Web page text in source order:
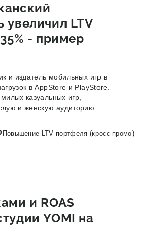
увеличил LTV
- пример
и издатель мобильных игр в
в AppStore и PlayStore.
казуальных игр,
и женскую аудиторию.
Повышение LTV портфеля (кросс-промо)
и ROAS
YOMI на